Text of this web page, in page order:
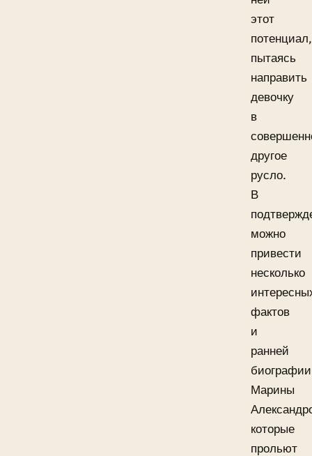
этот
потенциал,
пытаясь
направить
девочку
в
другое
русло.
В
можно
привести
несколько
фактов
и
ранней
биографии
Марины
которые
прольют